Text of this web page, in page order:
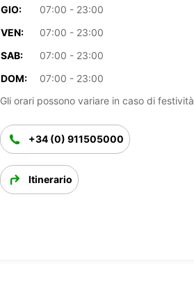
GIO:
07:00 - 23:00
VEN:
07:00 - 23:00
SAB:
07:00 - 23:00
DOM:
07:00 - 23:00
Gli orari possono variare in caso di festività
+34 (0) 911505000
Itinerario